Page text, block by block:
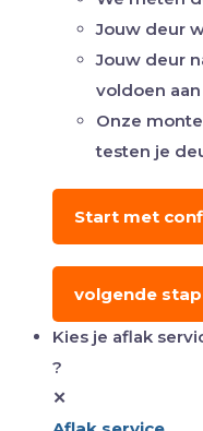
Jouw deur
Jouw deur
voldoen
Onze
testen je
Start met
volgende stap
Kies je aflak
?
✕